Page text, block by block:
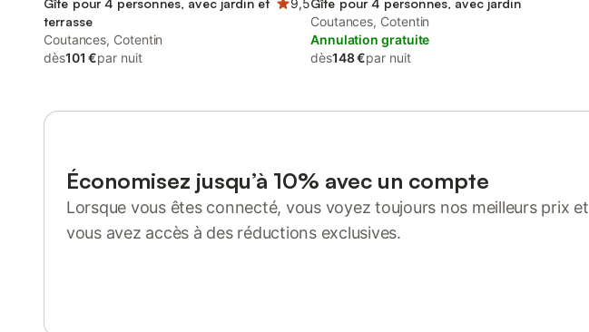
Gîte pour 4 personnes, avec jardin et
terrasse
9,5
Coutances, Cotentin
dès101 €par nuit
Gîte pour 4 personnes, avec jardin
Coutances, Cotentin
Annulation gratuite
dès148 €par nuit
Économisez jusqu’à 10% avec un compte
Lorsque vous êtes connecté, vous voyez toujours nos meilleurs prix et
vous avez accès à des réductions exclusives.